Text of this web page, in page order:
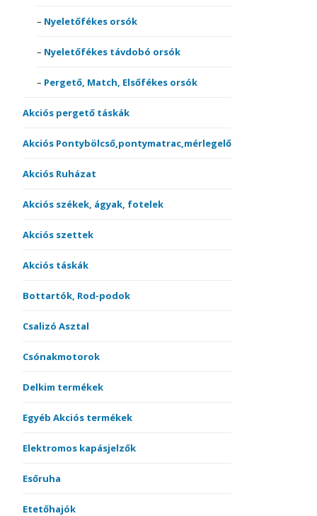
Nyeletőfékes orsók
Nyeletőfékes távdobó orsók
Pergető, Match, Elsőfékes orsók
Akciós pergető táskák
Akciós Pontybölcső,pontymatrac,mérlegelő
Akciós Ruházat
Akciós székek, ágyak, fotelek
Akciós szettek
Akciós táskák
Bottartók, Rod-podok
Csalizó Asztal
Csónakmotorok
Delkim termékek
Egyéb Akciós termékek
Elektromos kapásjelzők
Esőruha
Etetőhajók